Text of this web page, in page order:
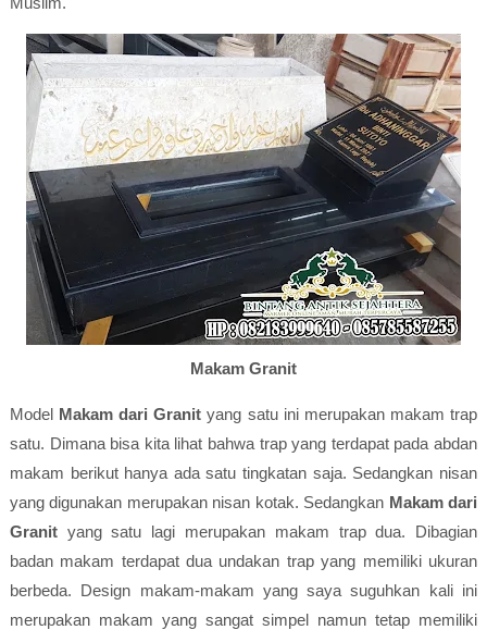
Makam Granit
Model Makam dari Granit yang satu ini merupakan makam trap
satu. Dimana bisa kita lihat bahwa trap yang terdapat pada abdan
makam berikut hanya ada satu tingkatan saja. Sedangkan nisan
yang digunakan merupakan nisan kotak. Sedangkan Makam dari
Granityang satu lagi merupakan makam trap dua. Dibagian
badan makam terdapat dua undakan trap yang memiliki ukuran
berbeda. Design makam-makam yang saya suguhkan kali ini
merupakan makam yang sangat simpel namun tetap memiliki